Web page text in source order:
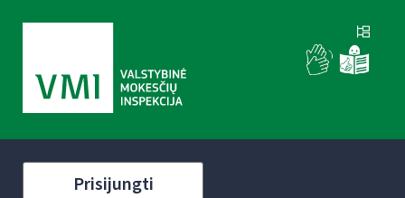
Prisijungti